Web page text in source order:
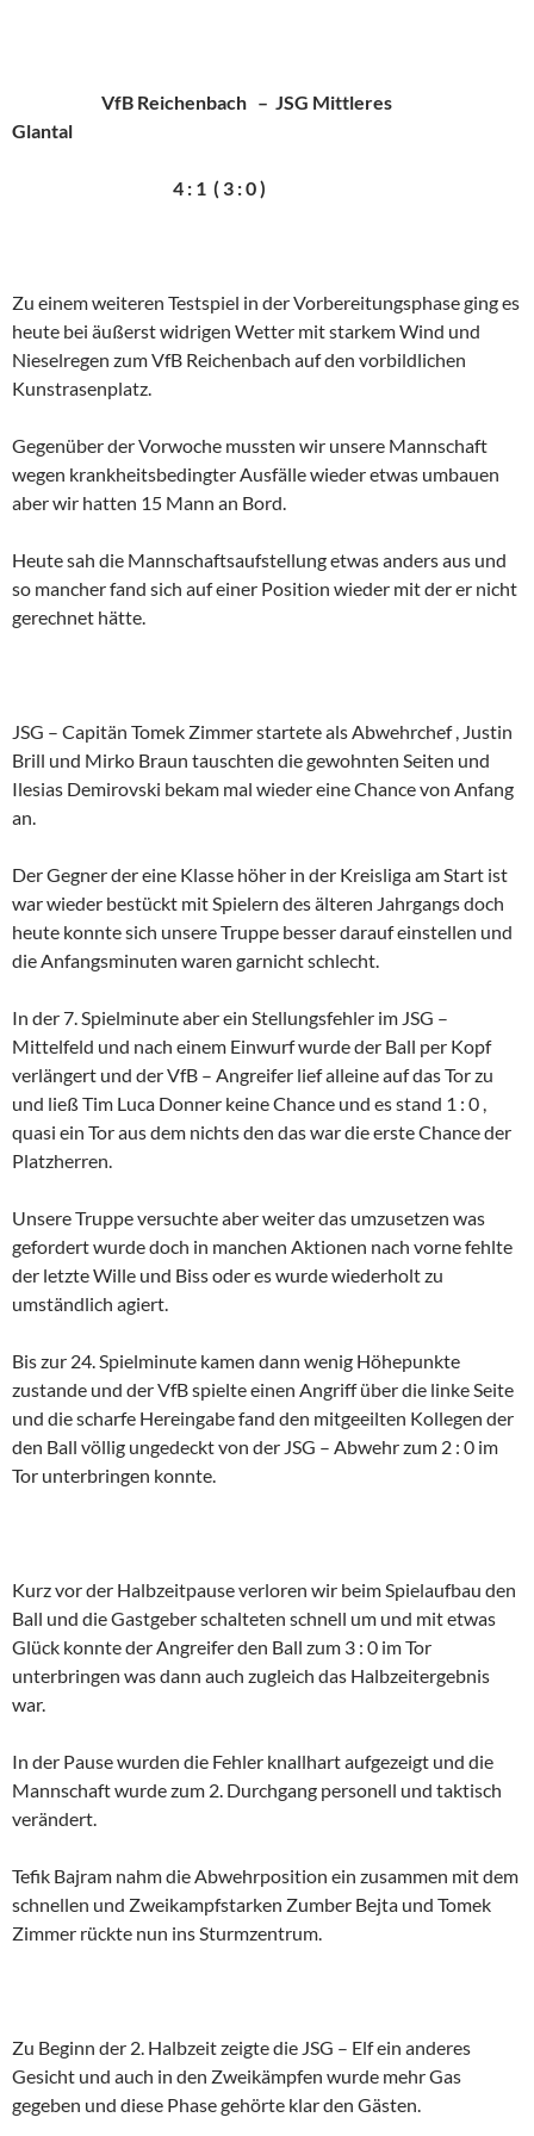
VfB Reichenbach – JSG Mittleres
Glantal
4 : 1 ( 3 : 0 )
Zu einem weiteren Testspiel in der Vorbereitungsphase ging es
heute bei äußerst widrigen Wetter mit starkem Wind und
Nieselregen zum VfB Reichenbach auf den vorbildlichen
Kunstrasenplatz.
Gegenüber der Vorwoche mussten wir unsere Mannschaft
wegen krankheitsbedingter Ausfälle wieder etwas umbauen
aber wir hatten 15 Mann an Bord.
Heute sah die Mannschaftsaufstellung etwas anders aus und
so mancher fand sich auf einer Position wieder mit der er nicht
gerechnet hätte.
JSG – Capitän Tomek Zimmer startete als Abwehrchef , Justin
Brill und Mirko Braun tauschten die gewohnten Seiten und
Ilesias Demirovski bekam mal wieder eine Chance von Anfang
an.
Der Gegner der eine Klasse höher in der Kreisliga am Start ist
war wieder bestückt mit Spielern des älteren Jahrgangs doch
heute konnte sich unsere Truppe besser darauf einstellen und
die Anfangsminuten waren garnicht schlecht.
In der 7. Spielminute aber ein Stellungsfehler im JSG –
Mittelfeld und nach einem Einwurf wurde der Ball per Kopf
verlängert und der VfB – Angreifer lief alleine auf das Tor zu
und ließ Tim Luca Donner keine Chance und es stand 1 : 0 ,
quasi ein Tor aus dem nichts den das war die erste Chance der
Platzherren.
Unsere Truppe versuchte aber weiter das umzusetzen was
gefordert wurde doch in manchen Aktionen nach vorne fehlte
der letzte Wille und Biss oder es wurde wiederholt zu
umständlich agiert.
Bis zur 24. Spielminute kamen dann wenig Höhepunkte
zustande und der VfB spielte einen Angriff über die linke Seite
und die scharfe Hereingabe fand den mitgeeilten Kollegen der
den Ball völlig ungedeckt von der JSG – Abwehr zum 2 : 0 im
Tor unterbringen konnte.
Kurz vor der Halbzeitpause verloren wir beim Spielaufbau den
Ball und die Gastgeber schalteten schnell um und mit etwas
Glück konnte der Angreifer den Ball zum 3 : 0 im Tor
unterbringen was dann auch zugleich das Halbzeitergebnis
war.
In der Pause wurden die Fehler knallhart aufgezeigt und die
Mannschaft wurde zum 2. Durchgang personell und taktisch
verändert.
Tefik Bajram nahm die Abwehrposition ein zusammen mit dem
schnellen und Zweikampfstarken Zumber Bejta und Tomek
Zimmer rückte nun ins Sturmzentrum.
Zu Beginn der 2. Halbzeit zeigte die JSG – Elf ein anderes
Gesicht und auch in den Zweikämpfen wurde mehr Gas
gegeben und diese Phase gehörte klar den Gästen.